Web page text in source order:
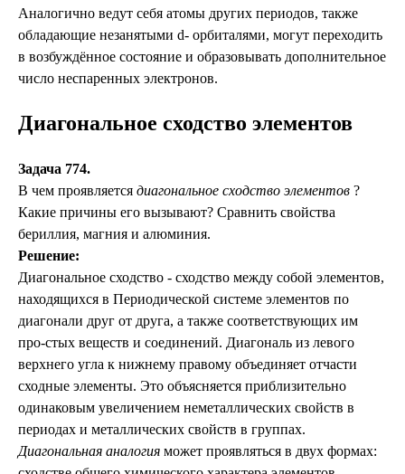
Аналогично ведут себя атомы других периодов, также
обладающие незанятыми d- орбиталями, могут переходить
в возбуждённое состояние и образовывать дополнительное
число неспаренных электронов.
Диагональное сходство элементов
Задача 774.
В чем проявляется диагональное сходство элементов ?
Какие причины его вызывают? Сравнить свойства
бериллия, магния и алюминия.
Решение:
Диагональное сходство - сходство между собой элементов,
находящихся в Периодической системе элементов по
диагонали друг от друга, а также соответствующих им
про-стых веществ и соединений. Диагональ из левого
верхнего угла к нижнему правому объединяет отчасти
сходные элементы. Это объясняется приблизительно
одинаковым увеличением неметаллических свойств в
периодах и металлических свойств в группах.
Диагональная аналогия может проявляться в двух формах: